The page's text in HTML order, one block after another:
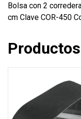
Bolsa con 2
cm Clave COR-450